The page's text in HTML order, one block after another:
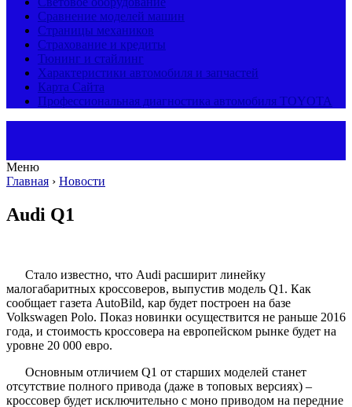
Сравнение моделей машин
Страницы механиков
Страхование и кредиты
Тюнинг и стайлинг
Характеристики автомобиля и запчастей
Карта Сайта
Профессиональная диагностика автомобиля TOYOTA
Меню
Главная › Новости
Audi Q1
Стало известно, что Audi расширит линейку
малогабаритных кроссоверов, выпустив модель Q1. Как
сообщает газета AutoBild, кар будет построен на базе
Volkswagen Polo. Показ новинки осуществится не раньше 2016
года, и стоимость кроссовера на европейском рынке будет на
уровне 20 000 евро.
Основным отличием Q1 от старших моделей станет
отсутствие полного привода (даже в топовых версиях) –
кроссовер будет исключительно с моно приводом на передние